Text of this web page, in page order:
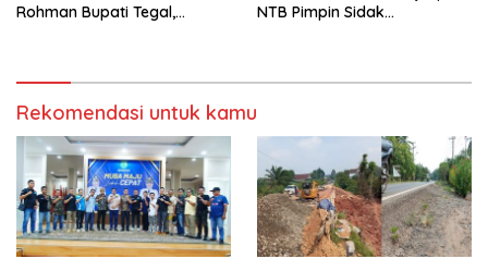
Rohman Bupati Tegal,
NTB Pimpin Sidak
Rekomendasi untuk kamu